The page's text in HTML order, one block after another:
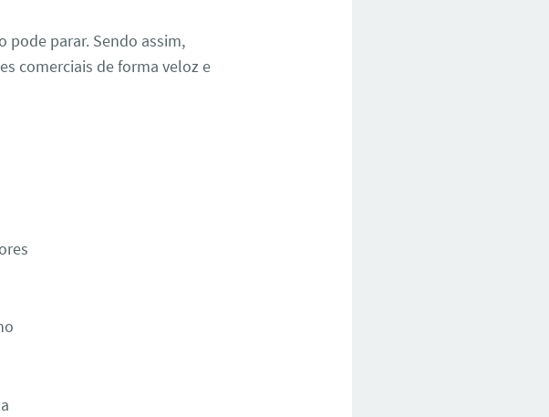
pode parar. Sendo assim,
comerciais de forma veloz e